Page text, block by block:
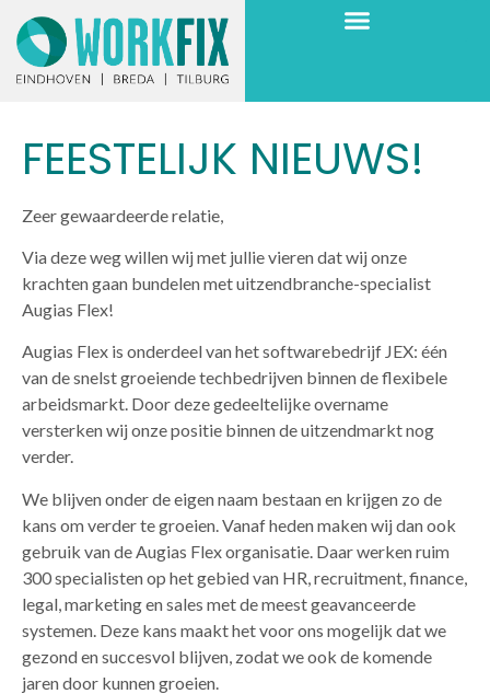
FEESTELIJK NIEUWS!
Zeer gewaardeerde relatie,
Via deze weg willen wij met jullie vieren dat wij onze
krachten gaan bundelen met uitzendbranche-specialist
Augias Flex!
Augias Flex is onderdeel van het softwarebedrijf JEX: één
van de snelst groeiende techbedrijven binnen de flexibele
arbeidsmarkt. Door deze gedeeltelijke overname
versterken wij onze positie binnen de uitzendmarkt nog
verder.
We blijven onder de eigen naam bestaan en krijgen zo de
kans om verder te groeien. Vanaf heden maken wij dan ook
gebruik van de Augias Flex organisatie. Daar werken ruim
300 specialisten op het gebied van HR, recruitment, finance,
legal, marketing en sales met de meest geavanceerde
systemen. Deze kans maakt het voor ons mogelijk dat we
gezond en succesvol blijven, zodat we ook de komende
jaren door kunnen groeien.